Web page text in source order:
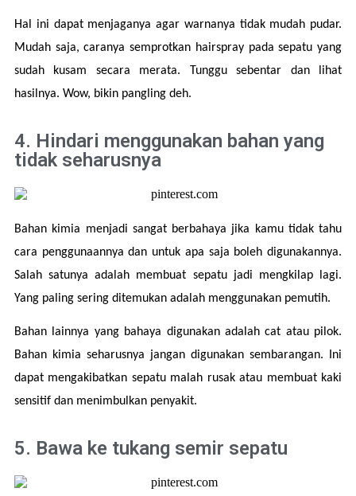
Hal ini dapat menjaganya agar warnanya tidak mudah pudar.
Mudah saja, caranya semprotkan hairspray pada sepatu yang
sudah kusam secara merata. Tunggu sebentar dan lihat
hasilnya. Wow, bikin pangling deh.
4. Hindari menggunakan bahan yang
tidak seharusnya
Bahan kimia menjadi sangat berbahaya jika kamu tidak tahu
cara penggunaannya dan untuk apa saja boleh digunakannya.
Salah satunya adalah membuat sepatu jadi mengkilap lagi.
Yang paling sering ditemukan adalah menggunakan pemutih.
Bahan lainnya yang bahaya digunakan adalah cat atau pilok.
Bahan kimia seharusnya jangan digunakan sembarangan. Ini
dapat mengakibatkan sepatu malah rusak atau membuat kaki
sensitif dan menimbulkan penyakit.
5. Bawa ke tukang semir sepatu